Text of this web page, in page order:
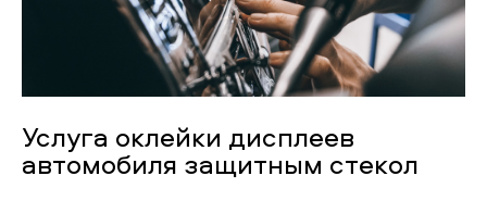
Услуга оклейки дисплеев
автомобиля защитным стекол